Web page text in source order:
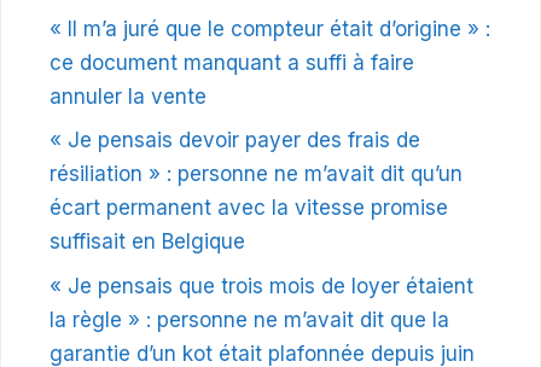
« Il m’a juré que le compteur était d’origine » :
ce document manquant a suffi à faire
annuler la vente
« Je pensais devoir payer des frais de
résiliation » : personne ne m’avait dit qu’un
écart permanent avec la vitesse promise
suffisait en Belgique
« Je pensais que trois mois de loyer étaient
la règle » : personne ne m’avait dit que la
garantie d’un kot était plafonnée depuis juin